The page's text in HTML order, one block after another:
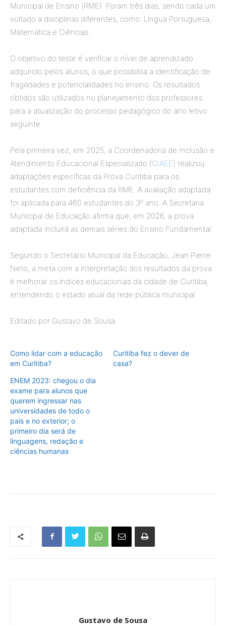
Municipal de Ensino (RME). Foram três dias, sendo cada um
voltado a disciplinas diferentes, como: Língua Portuguesa,
Matemática e Ciências.
O objetivo do teste é verificar o nível de aprendizado
adquirido pelos alunos, o que possibilita a identificação de
fragilidades e potencialidades no ensino. Os resultados
obtidos são utilizados no planejamento dos professores
para a atualização do processo pedagógico do ano letivo
seguinte.
Pela primeira vez, em 2025, a Coordenadoria de Inclusão e
Atendimento Educacional Especializado (CIAEE) realizou
adaptações específicas da Prova Curitiba para os
estudantes com deficiência da RME. A avaliação adaptada
foi aplicada para 460 estudantes do 3º ano. A Secretaria
Municipal de Educação afirma que, em 2026, a prova
adaptada incluirá as demais séries do Ensino Fundamental.
Segundo o Secretário Municipal da Educação, Jean Pierre
Neto, a meta com a interpretação dos resultados da prova
é melhorar os índices educacionais da cidade de Curitiba,
entendendo o estado atual da rede pública municipal.
Editado por Gustavo de Sousa.
Como lidar com a educação
em Curitiba?
Curitiba fez o dever de
casa?
ENEM 2023: chegou o dia
exame para alunos que
querem ingressar nas
universidades de todo o
país e no exterior; o
primeiro dia será de
linguagens, redação e
ciências humanas
Gustavo de Sousa